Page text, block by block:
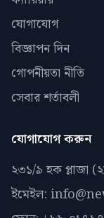
যোগাযোগ
বিজ্ঞাপন দিন
গোপনীয়তা নীতি
সেবার শর্তাবলী
যোগাযোগ করুন
২৩১/৯ হক প্লাজা
ইমেইল: